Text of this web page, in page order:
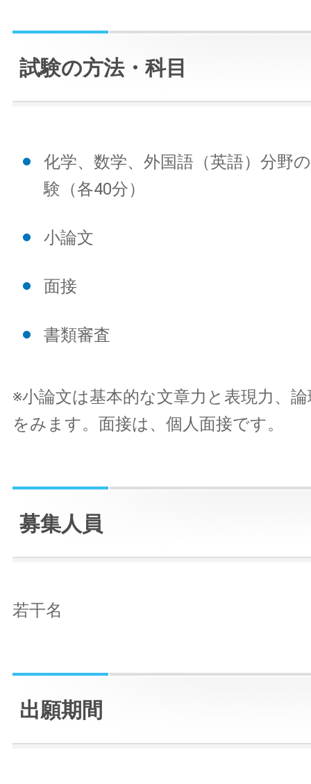
試験の方法・科目
化学、数学、外国語（英語）分野
験（各40分）
小論文
面接
書類審査
※小論文は基本的な文章力と表現力、
をみます。面接は、個人面接です。
募集人員
若干名
出願期間